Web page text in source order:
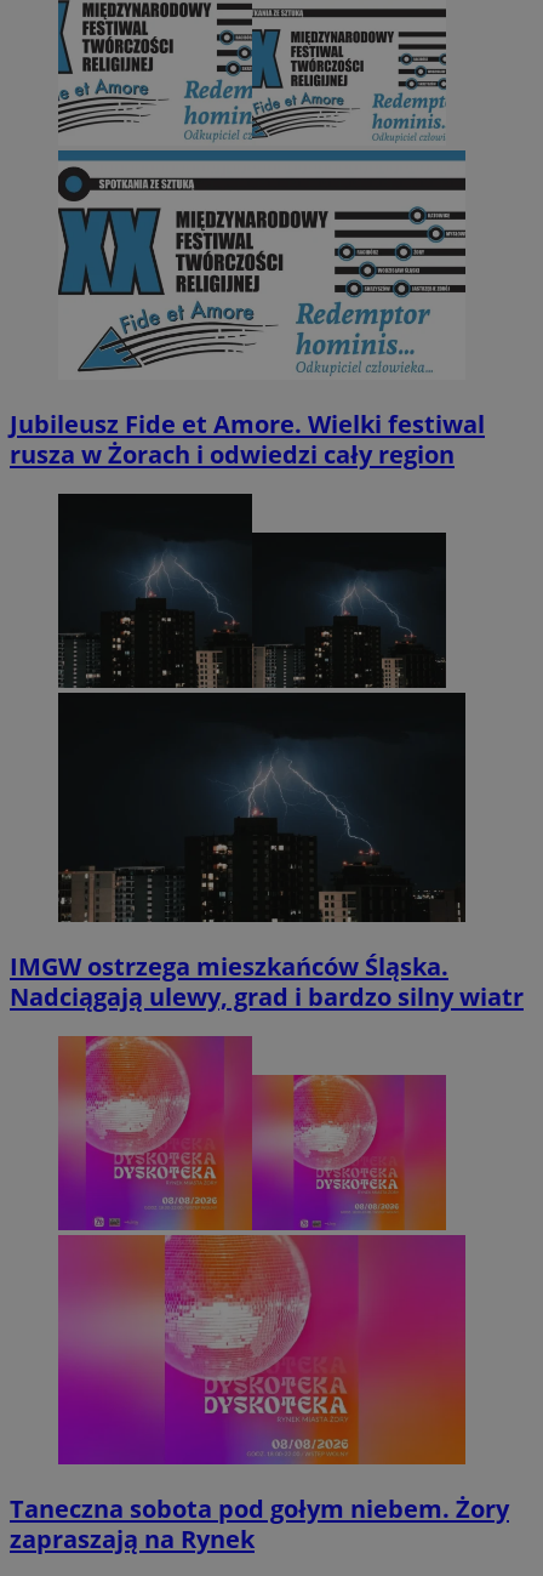
Jubileusz Fide et Amore. Wielki festiwal
rusza w Żorach i odwiedzi cały region
IMGW ostrzega mieszkańców Śląska.
Nadciągają ulewy, grad i bardzo silny wiatr
Taneczna sobota pod gołym niebem. Żory
zapraszają na Rynek